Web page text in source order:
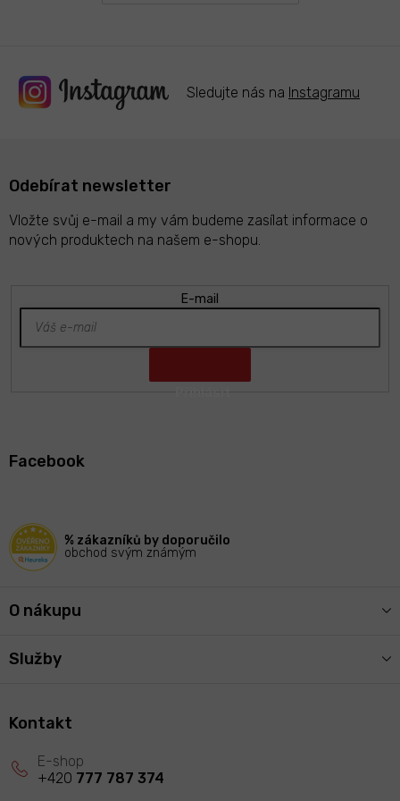
Sledujte nás na Instagramu
Odebírat newsletter
Vložte svůj e-mail a my vám budeme zasílat informace o
nových produktech na našem e-shopu.
E-mail
Facebook
% zákazníků by doporučilo
obchod svým známým
O nákupu
Služby
Kontakt
+420 777 787 374